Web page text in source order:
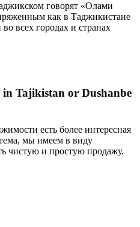
говорят «Олами
как в Таджикистане
всех городах и странах
Tajikistan or Dushanbe
есть более интересная
мы имеем в виду
чистую и простую продажу.